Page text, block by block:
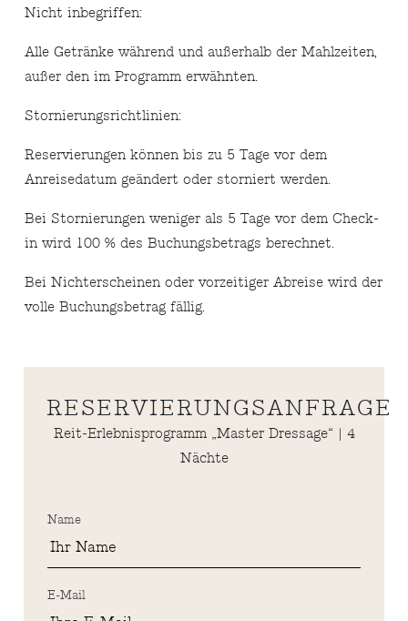
Nicht inbegriffen:
Alle Getränke während und außerhalb der Mahlzeiten,
außer den im Programm erwähnten.
Stornierungsrichtlinien:
Reservierungen können bis zu 5 Tage vor dem
Anreisedatum geändert oder storniert werden.
Bei Stornierungen weniger als 5 Tage vor dem Check-
in wird 100 % des Buchungsbetrags berechnet.
Bei Nichterscheinen oder vorzeitiger Abreise wird der
volle Buchungsbetrag fällig.
RESERVIERUNGSANFRAGE
Reit-Erlebnisprogramm „Master Dressage“ | 4
Nächte
Name
E-Mail